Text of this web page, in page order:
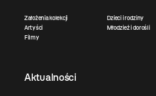
Założenia kolekcji
Artyści
Filmy
Dzieci i rodziny
Młodzież i dorośli
Aktualności